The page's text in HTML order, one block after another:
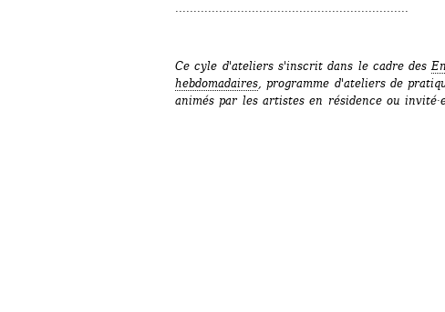
................................................................
Ce cyle d'ateliers s'inscrit dans le cadre des
hebdomadaires, programme d'ateliers de
animés par les artistes en résidence ou